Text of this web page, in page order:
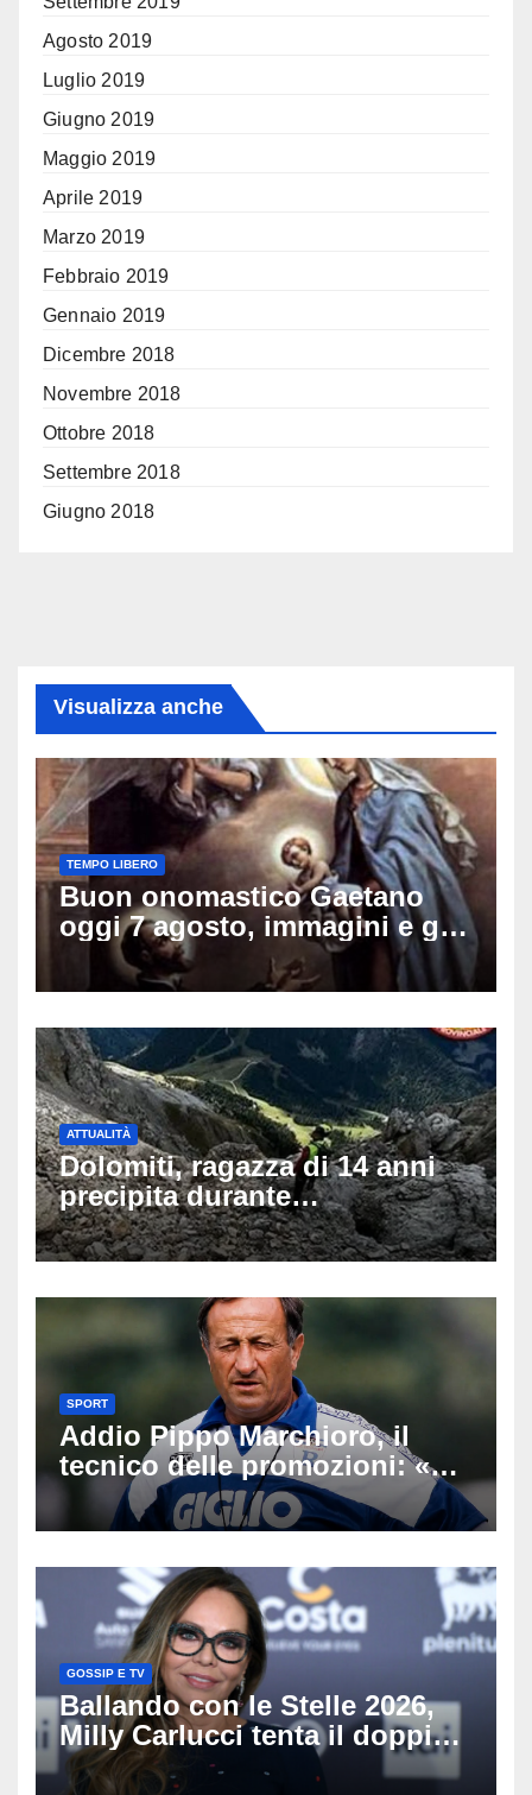
Agosto 2019
Luglio 2019
Giugno 2019
Maggio 2019
Aprile 2019
Marzo 2019
Febbraio 2019
Gennaio 2019
Dicembre 2018
Novembre 2018
Ottobre 2018
Settembre 2018
Giugno 2018
Visualizza anche
TEMPO LIBERO
Buon onomastico Gaetano
oggi 7 agosto, immagini e gif
di auguri da condividere sui
social
ATTUALITÀ
Dolomiti, ragazza di 14 anni
precipita durante
un’escursione: tragedia sul
Latemar davanti alla famiglia
SPORT
Addio Pippo Marchioro, il
tecnico delle promozioni: «Ha
scritto pagine indimenticabili
del nostro calcio»
GOSSIP E TV
Ballando con le Stelle 2026,
Milly Carlucci tenta il doppio
colpo: tra i papabili Ornella